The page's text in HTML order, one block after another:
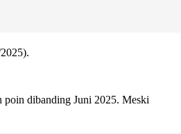
poin dibanding Juni 2025. Meski